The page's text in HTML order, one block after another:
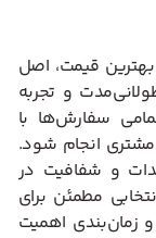
قیمت، اصل
و تجربه
سفارش‌ها با
مشتری انجام شود.
و شفافیت در
مطمئن برای
زمان‌بندی اهمیت